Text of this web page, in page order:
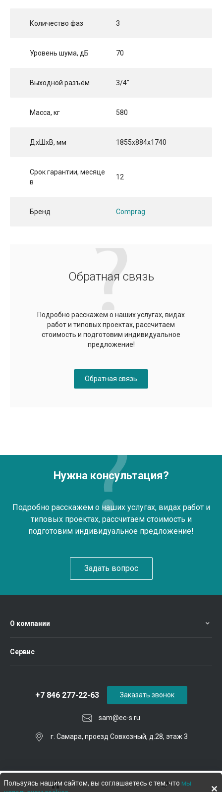
Количество фаз 3
Уровень шума, дБ 70
Выходной разъём 3/4"
Масса, кг 580
ДхШхВ, мм 1855x884x1740
Срок гарантии, месяце
в
12
Бренд Comprag
Обратная связь
Подробно расскажем о наших услугах, видах
работ и типовых проектах, рассчитаем
стоимость и подготовим индивидуальное
предложение!
Обратная связь
Нужна консультация?
Подробно расскажем о наших услугах, видах работ и
типовых проектах, рассчитаем стоимость и
подготовим индивидуальное предложение!
Задать вопрос
О компании
Сервис
sam@ec-s.ru
+7 846 277-22-63
г. Самара, проезд Совхозный, д.28, этаж 3
Заказать звонок
Пользуясь нашим сайтом, вы соглашаетесь с тем, что мы